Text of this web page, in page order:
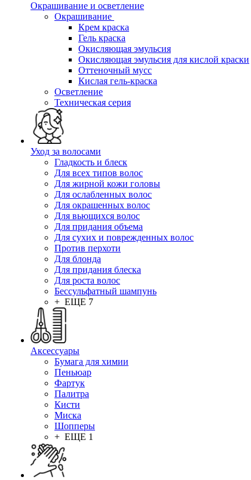
Окрашивание и осветление
Окрашивание
Крем краска
Гель краска
Окисляющая эмульсия
Окисляющая эмульсия для кислой краски
Оттеночный мусс
Кислая гель-краска
Осветление
Техническая серия
Уход за волосами
Гладкость и блеск
Для всех типов волос
Для жирной кожи головы
Для ослабленных волос
Для окрашенных волос
Для вьющихся волос
Для придания объема
Для сухих и поврежденных волос
Против перхоти
Для блонда
Для придания блеска
Для роста волос
Бессульфатный шампунь
+ ЕЩЕ 7
Аксессуары
Бумага для химии
Пеньюар
Фартук
Палитра
Кисти
Миска
Шопперы
+ ЕЩЕ 1